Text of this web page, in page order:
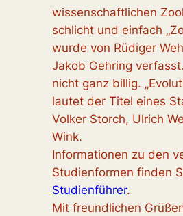
wissenschaftlichen
schlicht und einfach
wurde von Rüdiger
Jakob Gehring
nicht ganz billig.
lautet der Titel eines
Volker Storch, Ulrich
Wink.
Informationen zu den
Studienformen finden
Studienführer.
Mit freundlichen